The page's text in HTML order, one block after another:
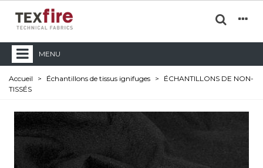
MENU
Accueil > Échantillons de tissus ignifuges >
ÉCHANTILLONS DE NON-
TISSÉS